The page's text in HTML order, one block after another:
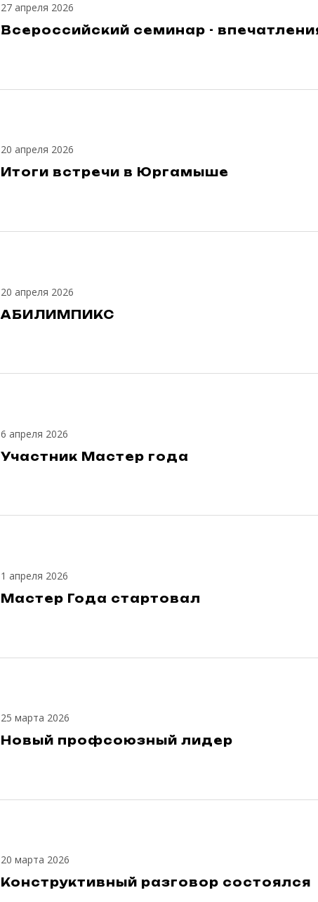
27 апреля 2026
Всероссийский семинар -
20 апреля 2026
Итоги встречи в Юргамыше
20 апреля 2026
АБИЛИМПИКС
6 апреля 2026
Участник Мастер года
1 апреля 2026
Мастер Года стартовал
25 марта 2026
Новый профсоюзный лидер
20 марта 2026
Конструктивный разговор состоялся